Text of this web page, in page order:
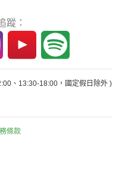
蹤：
、13:30-18:00，國定假日除外 )
條款